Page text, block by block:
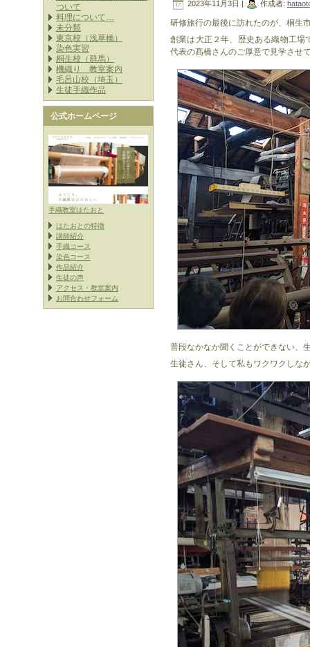
ついて
料理について…
未分類
東京校（浅草橋）
染色実習
桐生校（群馬）
機織り 教室案内
毛呂山校（埼玉）
生徒手織作品
公式ホームページ
手織教室はたおと
はたおとの特徴
講師紹介
手織コース
染色コース
作品紹介
生徒の声
アクセス・教室案内
お問合わせフォーム
2023年11月3日 | 作成者:
研修旅行の最後に訪れたのが、桐生
創業は大正２年、歴史ある織物工場
代表の髙橋さんのご厚意で見学させ
普段なかなか聞くことができない、
生徒さん、そして私もワクワクしな